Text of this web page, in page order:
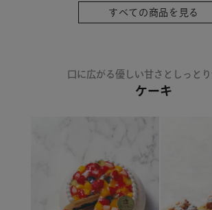
すべての商品を見る
口に広がる優しい甘さとしっとり
ケーキ